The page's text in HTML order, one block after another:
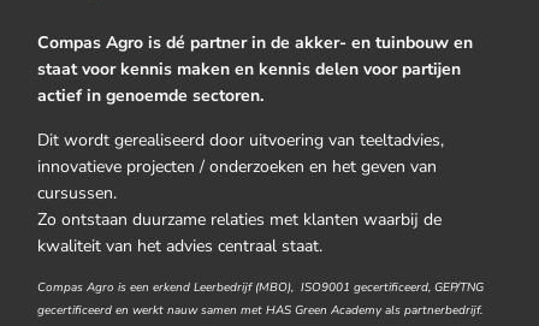
Compas Agro is dé partner in de akker- en tuinbouw en
staat voor kennis maken en kennis delen voor partijen
actief in genoemde sectoren.
Dit wordt gerealiseerd door uitvoering van teeltadvies,
innovatieve projecten / onderzoeken en het geven van
cursussen.
Zo ontstaan duurzame relaties met klanten waarbij de
kwaliteit van het advies centraal staat.
Compas Agro is een erkend Leerbedrijf (MBO), ISO9001 gecertificeerd, GEP/TNG
gecertificeerd en werkt nauw samen met HAS Green Academy als partnerbedrijf.